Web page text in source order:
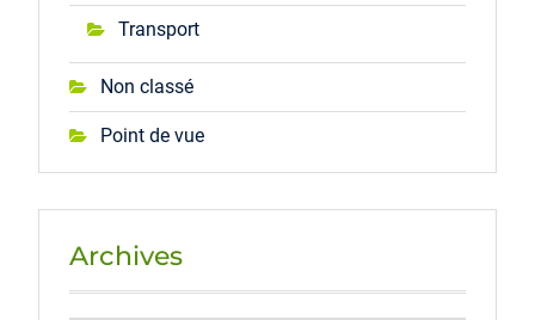
Transport
Non classé
Point de vue
Archives